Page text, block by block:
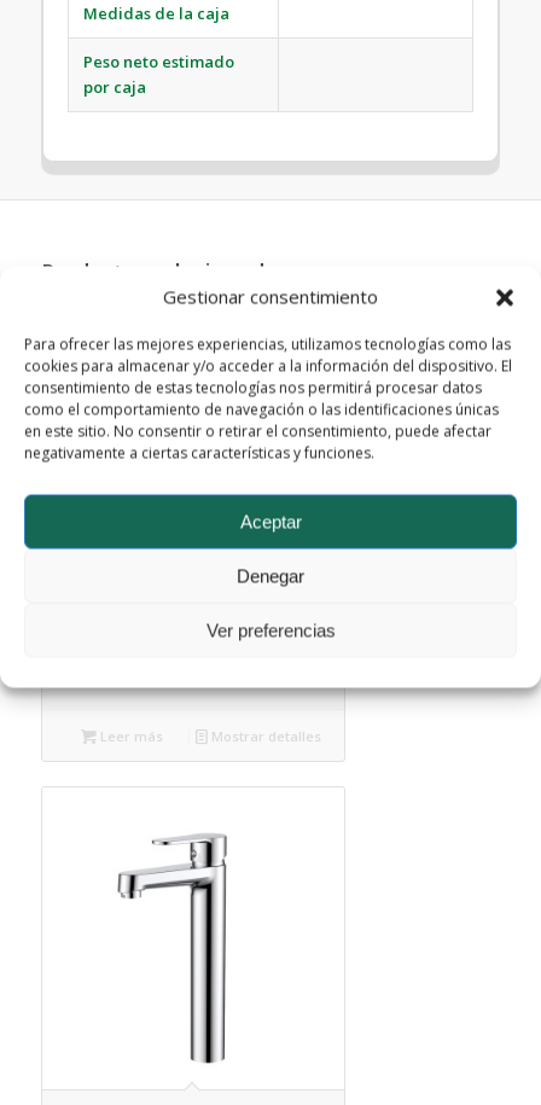
Gestionar consentimiento
Para ofrecer las mejores experiencias, utilizamos tecnologías como las
cookies para almacenar y/o acceder a la información del dispositivo. El
consentimiento de estas tecnologías nos permitirá procesar datos
como el comportamiento de navegación o las identificaciones únicas
en este sitio. No consentir o retirar el consentimiento, puede afectar
negativamente a ciertas características y funciones.
Aceptar
Denegar
Ver preferencias
Medidas de la caja
Peso neto estimado
por caja
Productos relacionados
Leer más Mostrar detalles